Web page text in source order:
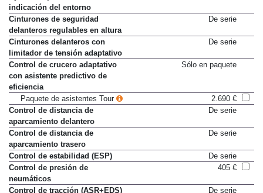
Ayuda al aparcamiento con
indicación del entorno
Cinturones de seguridad
delanteros regulables en altura
Cinturones delanteros con
limitador de tensión adaptativo
Control de crucero adaptativo
con asistente predictivo de
eficiencia
Paquete de asistentes Tour
2.690 €
Control de distancia de
aparcamiento delantero
Control de distancia de
aparcamiento trasero
Control de estabilidad (ESP)
De serie
Control de presión de
neumáticos